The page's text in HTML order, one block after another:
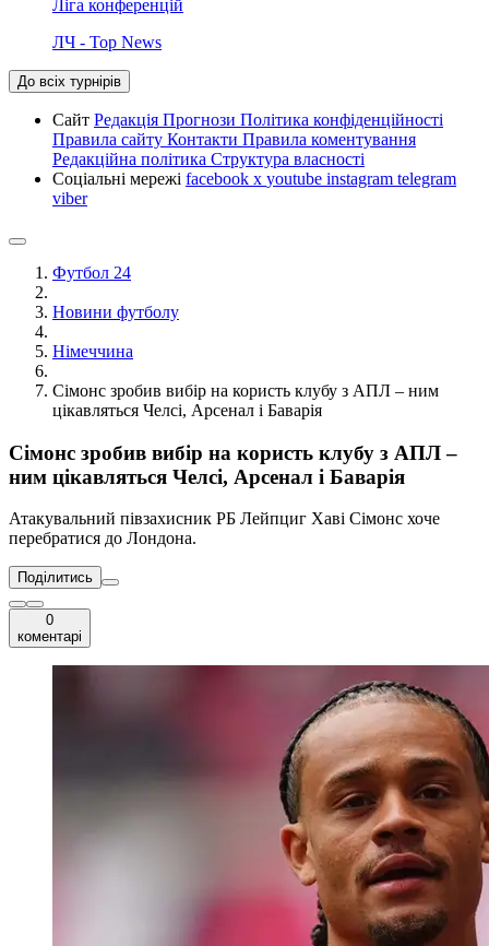
Ліга конференцій
ЛЧ - Top News
До всіх турнірів
Сайт Редакція Прогнози Політика конфіденційності
Правила сайту Контакти Правила коментування
Редакційна політика Структура власності
Соціальні мережі facebook x youtube instagram telegram
viber
Футбол 24
Новини футболу
Німеччина
Сімонс зробив вибір на користь клубу з АПЛ – ним
цікавляться Челсі, Арсенал і Баварія
Сімонс зробив вибір на користь клубу з АПЛ –
ним цікавляться Челсі, Арсенал і Баварія
Атакувальний півзахисник РБ Лейпциг Хаві Сімонс хоче
перебратися до Лондона.
Поділитись
0
коментарі